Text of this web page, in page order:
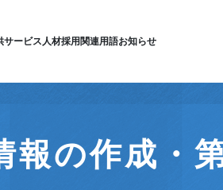
サービス 人材採用関連用語お知らせ
報の作成・